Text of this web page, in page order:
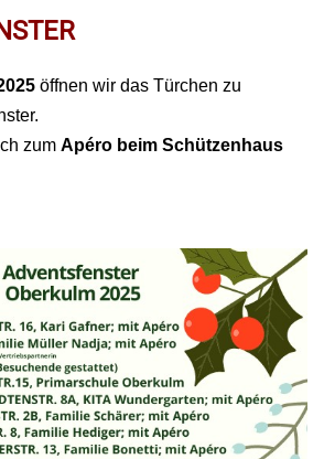
öffnen wir das Türchen zu
zum Apéro beim Schützenhaus